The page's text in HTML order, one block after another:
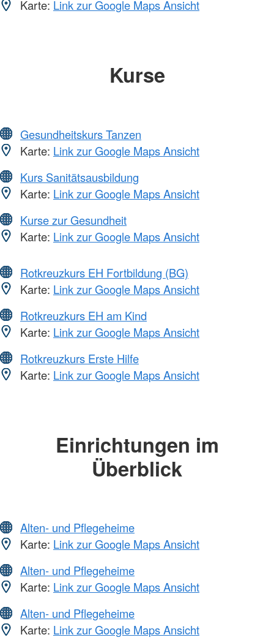
Karte: Link zur Google Maps Ansicht
Kurse
Gesundheitskurs Tanzen
Karte: Link zur Google Maps Ansicht
Kurs Sanitätsausbildung
Karte: Link zur Google Maps Ansicht
Kurse zur Gesundheit
Karte: Link zur Google Maps Ansicht
Rotkreuzkurs EH Fortbildung (BG)
Karte: Link zur Google Maps Ansicht
Rotkreuzkurs EH am Kind
Karte: Link zur Google Maps Ansicht
Rotkreuzkurs Erste Hilfe
Karte: Link zur Google Maps Ansicht
Einrichtungen im
Überblick
Alten- und Pflegeheime
Karte: Link zur Google Maps Ansicht
Alten- und Pflegeheime
Karte: Link zur Google Maps Ansicht
Alten- und Pflegeheime
Karte: Link zur Google Maps Ansicht